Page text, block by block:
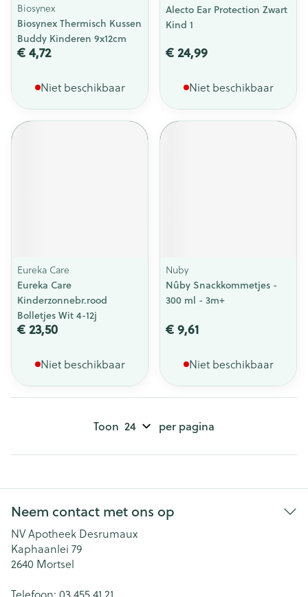
Biosynex
Biosynex Thermisch Kussen
Buddy Kinderen 9x12cm
€ 4,72
Niet beschikbaar
Alecto Ear Protection Zwart
Kind 1
€ 24,99
Niet beschikbaar
Eureka Care
Eureka Care
Kinderzonnebr.rood
Bolletjes Wit 4-12j
€ 23,50
Niet beschikbaar
Nuby
Nûby Snackkommetjes -
300 ml - 3m+
€ 9,61
Niet beschikbaar
Toon per pagina
Neem contact met ons op
NV Apotheek Desrumaux
Kaphaanlei 79
2640 Mortsel